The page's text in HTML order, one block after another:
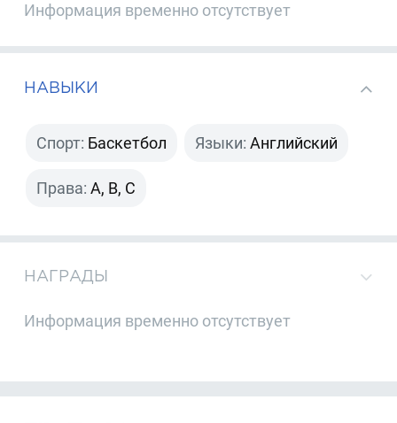
Информация временно отсутствует
НАВЫКИ
Спорт: Баскетбол Языки: Английский
Права: A, B, C
НАГРАДЫ
Информация временно отсутствует